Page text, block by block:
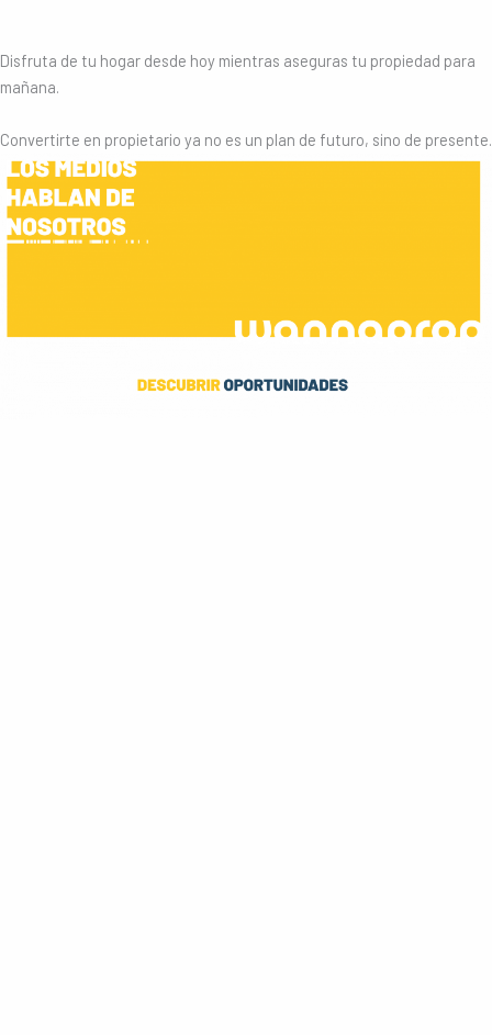
Disfruta de tu hogar desde hoy mientras aseguras tu propiedad para
mañana.
Convertirte en propietario ya no es un plan de futuro, sino de presente.